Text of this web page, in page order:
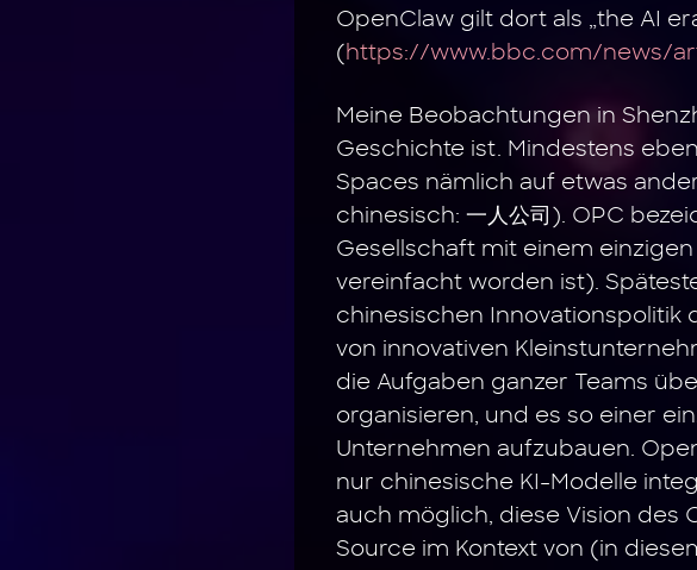
OpenClaw gilt dort als „the AI
( https://www.bbc.com/news/
Meine Beobachtungen in
Geschichte ist. Mindestens
Spaces nämlich auf etwas
chinesisch: 一人公司). OPC
Gesellschaft mit einem
vereinfacht worden ist).
chinesischen Innovationspolitik
von innovativen
die Aufgaben ganzer Teams
organisieren, und es so einer
Unternehmen aufzubauen.
nur chinesische KI-Modelle
auch möglich, diese Vision des
Source im Kontext von (in